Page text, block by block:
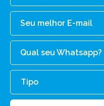
Tipo